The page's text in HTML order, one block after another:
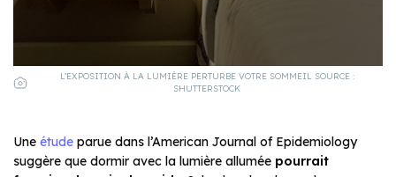
L’EXPOSITION À LA LUMIÈRE PERTURBE VOTRE SOMMEIL SOURCE :
SHUTTERSTOCK
Une étude parue dans l’American Journal of Epidemiology
suggère que dormir avec la lumière allumée pourrait